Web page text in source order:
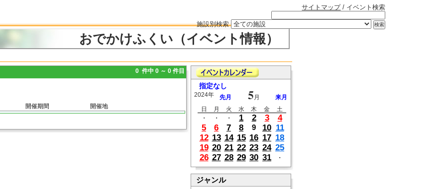
サイトマップ/ イベント検索
施設別検索
おでかけふくい（イベント情報）
0 件中 0 ～ 0 件目
開催期間 開催地
指定なし
2024年 先月 5 月
来月
日
月 火 水 木 金
土
・
・ ・ 1 2 3
4
5
6 7 8 9 10 11
12 13 14 15 16 17 18
19 20 21 22 23 24 25
26 27 28 29 30 31 ・
ジャンル